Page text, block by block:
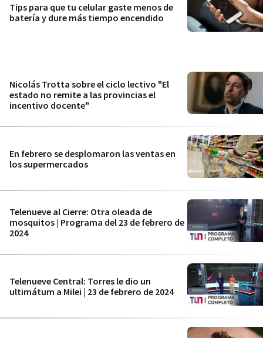
Tips para que tu celular gaste menos de
batería y dure más tiempo encendido
Nicolás Trotta sobre el ciclo lectivo "El
estado no remite a las provincias el
incentivo docente"
En febrero se desplomaron las ventas en
los supermercados
Telenueve al Cierre: Otra oleada de
mosquitos | Programa del 23 de febrero de
2024
Telenueve Central: Torres le dio un
ultimátum a Milei | 23 de febrero de 2024